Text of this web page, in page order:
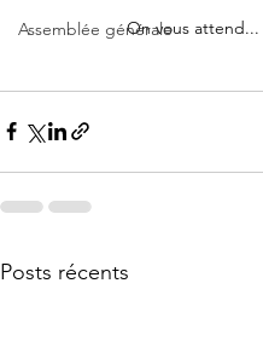
Assemblée généraleOn vous attend...
Posts récents